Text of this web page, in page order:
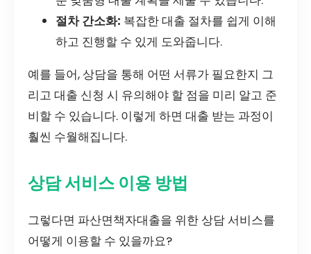
절차 간소화: 복잡한 대출 절차를 쉽게 이해
하고 진행할 수 있게 도와줍니다.
예를 들어, 상담을 통해 어떤 서류가 필요한지 그
리고 대출 신청 시 유의해야 할 점을 미리 알고 준
비할 수 있습니다. 이렇게 하면 대출 받는 과정이
훨씬 수월해집니다.
상담 서비스 이용 방법
그렇다면 파산면책자대출을 위한 상담 서비스를
어떻게 이용할 수 있을까요?